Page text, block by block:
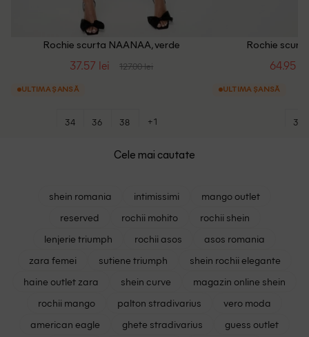
Rochie scurta NAANAA, verde
37.57 lei 127.00 lei
ULTIMA ȘANSĂ
34 36 38 +1
Rochie
64.95 lei
ULTIMA ȘANSĂ
32
Cele mai cautate
shein romania intimissimi
mango outlet
reserved
rochii mohito
rochii shein
lenjerie triumph
rochii asos
asos romania
zara femei
sutiene triumph
shein rochii elegante
haine outlet zara
shein curve
magazin online shein
rochii mango
palton stradivarius
vero moda
american eagle
ghete stradivarius
guess outlet